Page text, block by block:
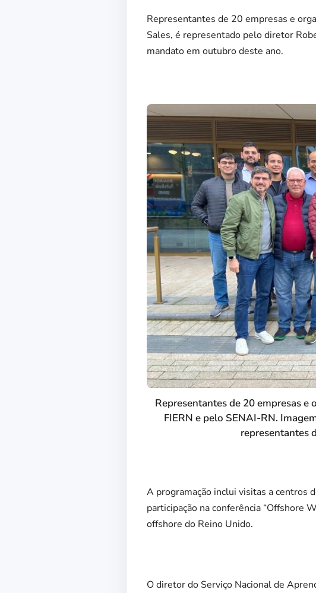
Representantes de 20 empresas e
Sales, é representado pelo diretor
mandato em outubro deste ano.
Representantes de 20 empresas
FIERN e pelo SENAI-RN.
representantes
A programação inclui visitas a centros
participação na conferência “Offshore
offshore do Reino Unido.
O diretor do Serviço Nacional de